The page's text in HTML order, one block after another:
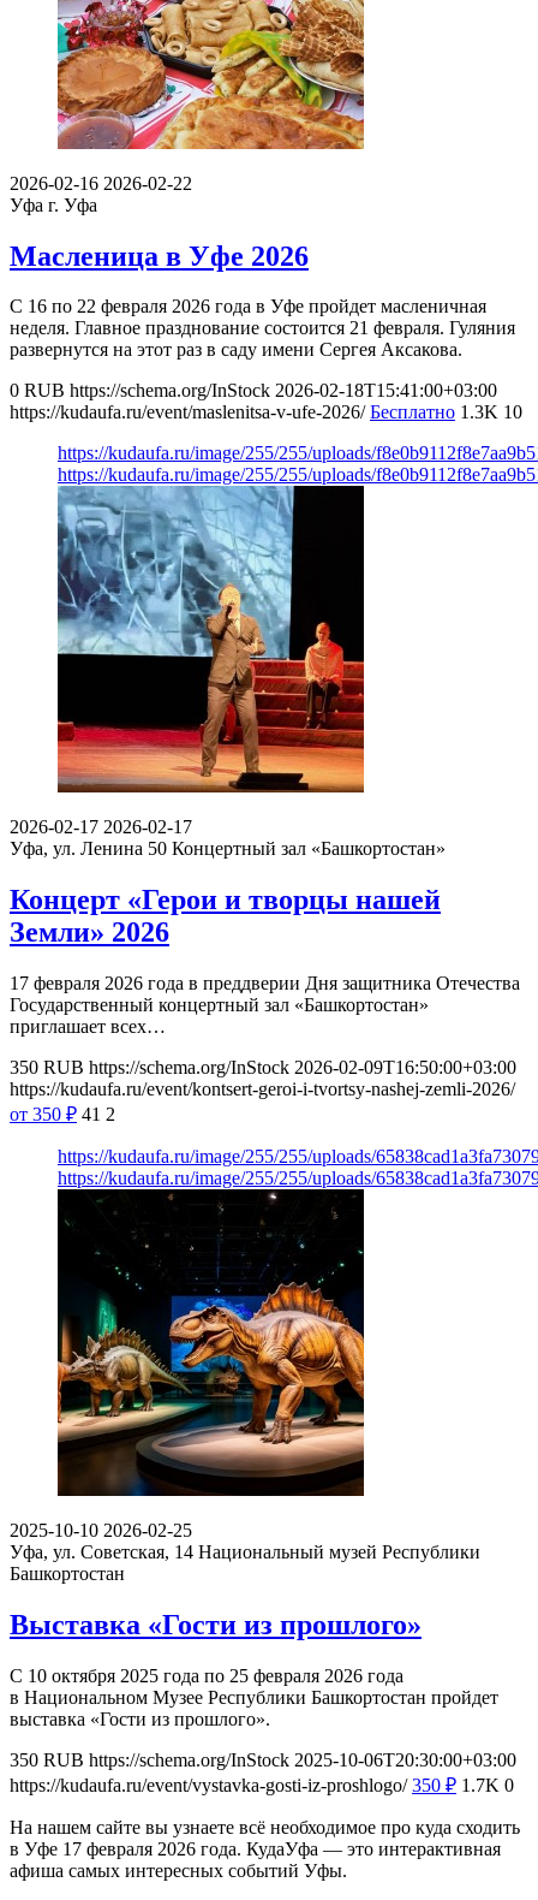
2026-02-16 2026-02-22
Уфа г. Уфа
Масленица в Уфе 2026
С 16 по 22 февраля 2026 года в Уфе пройдет масленичная
неделя. Главное празднование состоится 21 февраля. Гуляния
развернутся на этот раз в саду имени Сергея Аксакова.
0 RUB https://schema.org/InStock 2026-02-18T15:41:00+03:00
https://kudaufa.ru/event/maslenitsa-v-ufe-2026/ Бесплатно 1.3K 10
https://kudaufa.ru/image/255/255/uploads/
https://kudaufa.ru/image/255/255/uploads/
2026-02-17 2026-02-17
Уфа, ул. Ленина 50 Концертный зал «Башкортостан»
Концерт «Герои и творцы нашей
Земли» 2026
17 февраля 2026 года в преддверии Дня защитника Отечества
Государственный концертный зал «Башкортостан»
приглашает всех…
350 RUB https://schema.org/InStock 2026-02-09T16:50:00+03:00
https://kudaufa.ru/event/kontsert-geroi-i-tvortsy-nashej-zemli-2026/
от 350 ₽ 41 2
https://kudaufa.ru/image/255/255/uploads/
https://kudaufa.ru/image/255/255/uploads/
2025-10-10 2026-02-25
Уфа, ул. Советская, 14 Национальный музей Республики
Башкортостан
Выставка «Гости из прошлого»
С 10 октября 2025 года по 25 февраля 2026 года
в Национальном Музее Республики Башкортостан пройдет
выставка «Гости из прошлого».
350 RUB https://schema.org/InStock 2025-10-06T20:30:00+03:00
https://kudaufa.ru/event/vystavka-gosti-iz-proshlogo/ 350 ₽ 1.7K 0
На нашем сайте вы узнаете всё необходимое про куда сходить
в Уфе 17 февраля 2026 года. КудаУфа — это интерактивная
афиша самых интересных событий Уфы.